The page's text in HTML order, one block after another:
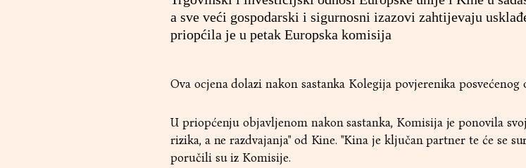
a sve veći gospodarski i sigurnosni izazovi zahtijevaju
priopćila je u petak Europska komisija
Ova ocjena dolazi nakon sastanka Kolegija povjerenika posvećenog
U priopćenju objavljenom nakon sastanka, Komisija je ponovila
rizika, a ne razdvajanja" od Kine. "Kina je ključan partner te će se
poručili su iz Komisije.